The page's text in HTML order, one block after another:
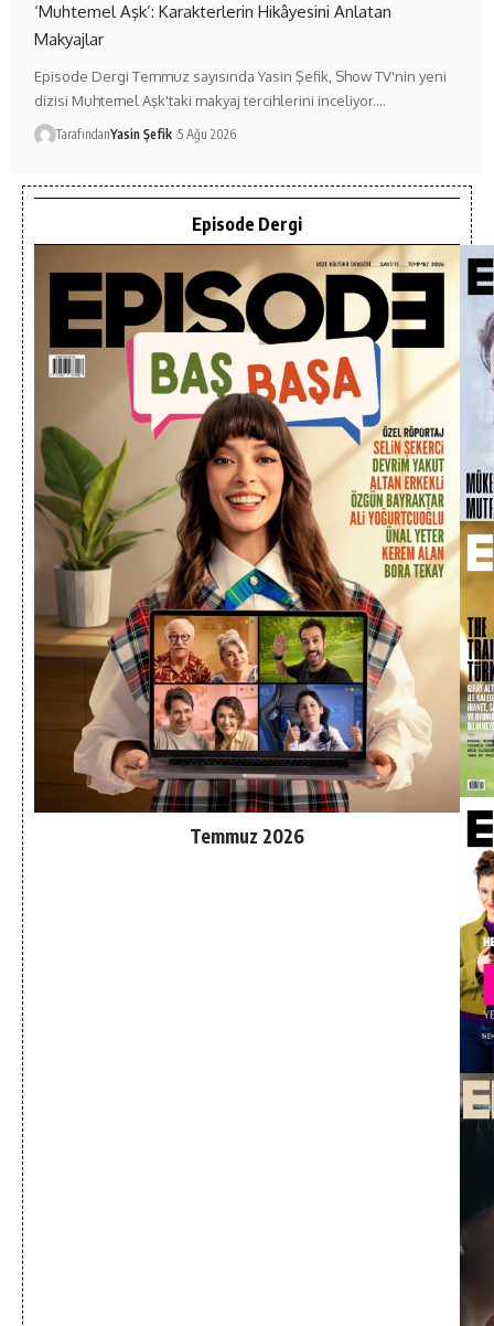
‘Muhtemel Aşk’: Karakterlerin Hikâyesini Anlatan
Makyajlar
Episode Dergi Temmuz sayısında Yasin Şefik, Show TV'nin yeni
dizisi Muhtemel Aşk'taki makyaj tercihlerini inceliyor.…
TarafındanYasin Şefik 5 Ağu 2026
Episode Dergi
Temmuz 2026